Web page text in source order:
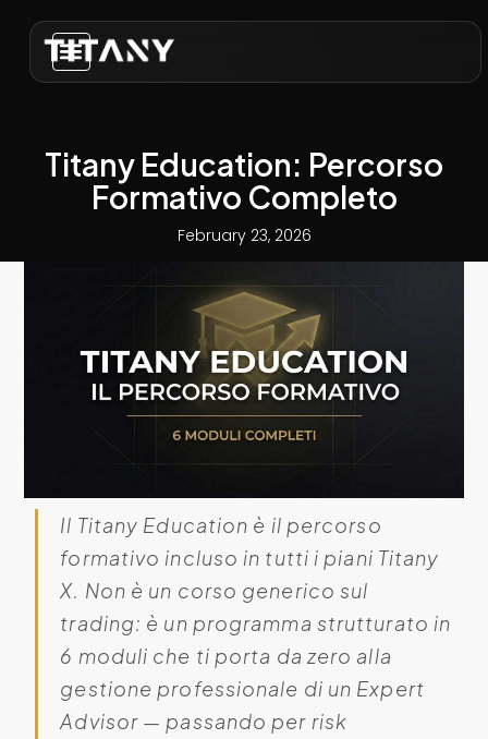
Titany Education: Percorso
Formativo Completo
February 23, 2026
Il Titany Education è il percorso
formativo incluso in tutti i piani Titany
X. Non è un corso generico sul
trading: è un programma strutturato in
6 moduli che ti porta da zero alla
gestione professionale di un Expert
Advisor — passando per risk